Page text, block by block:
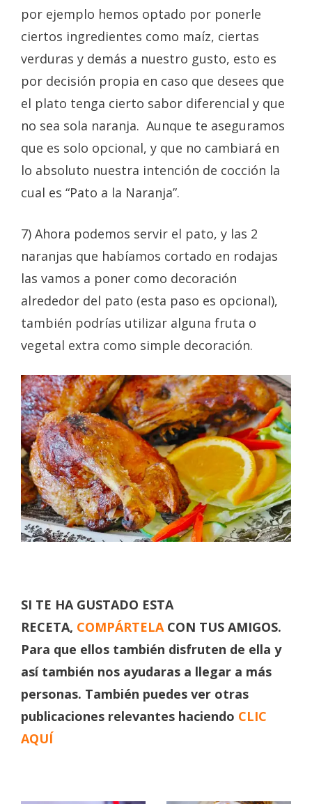
por ejemplo hemos optado por ponerle
ciertos ingredientes como maíz, ciertas
verduras y demás a nuestro gusto, esto es
por decisión propia en caso que desees que
el plato tenga cierto sabor diferencial y que
no sea sola naranja. Aunque te aseguramos
que es solo opcional, y que no cambiará en
lo absoluto nuestra intención de cocción la
cual es “Pato a la Naranja”.
7) Ahora podemos servir el pato, y las 2
naranjas que habíamos cortado en rodajas
las vamos a poner como decoración
alrededor del pato (esta paso es opcional),
también podrías utilizar alguna fruta o
vegetal extra como simple decoración.
SI TE HA GUSTADO ESTA
RECETA, COMPÁRTELA CON TUS AMIGOS.
Para que ellos también disfruten de ella y
así también nos ayudaras a llegar a más
personas. También puedes ver otras
publicaciones relevantes haciendo CLIC
AQUÍ